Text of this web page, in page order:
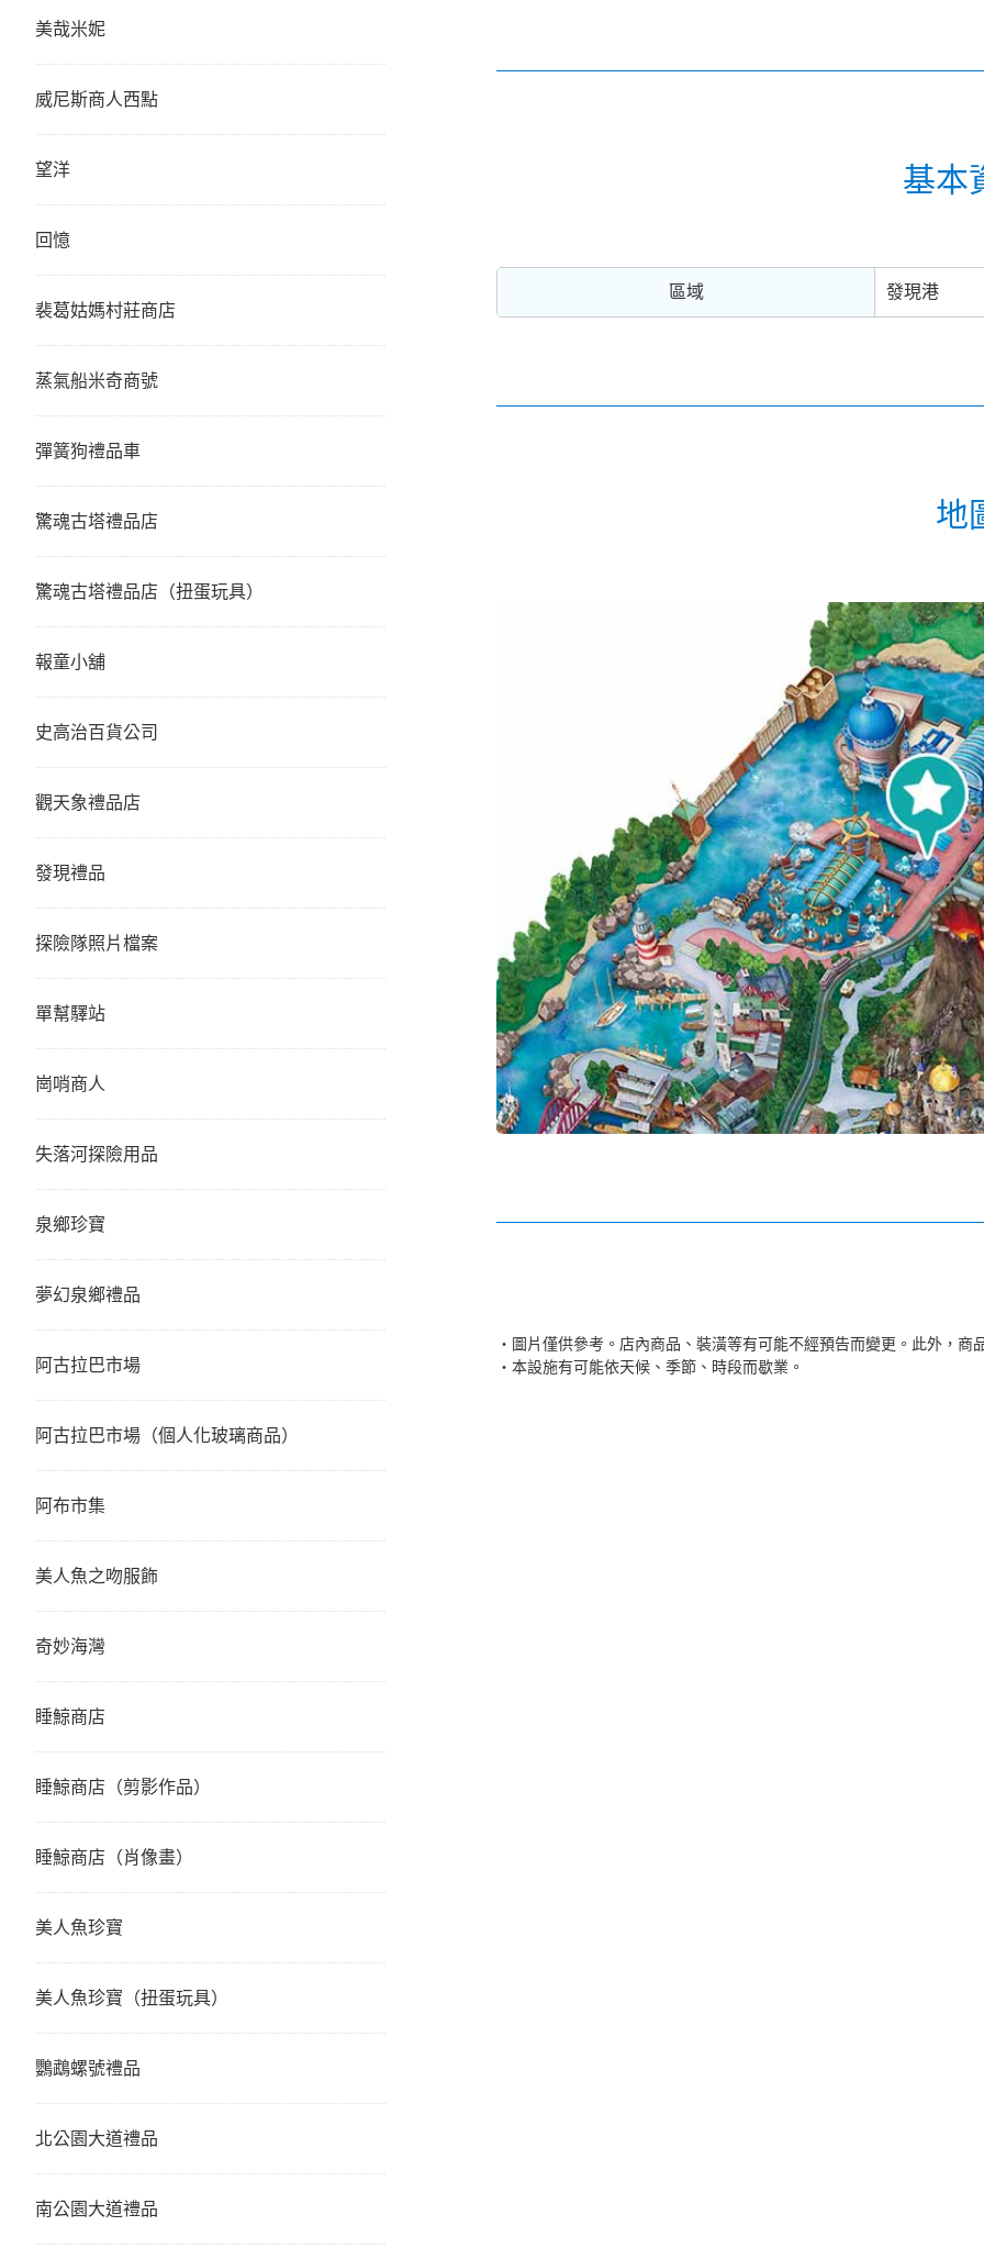
基本
區域 發現港
地
圖片僅供參考。店內商品、裝潢等有可能不經預告而變更。此外，商
本設施有可能依天候、季節、時段而歇業。
美哉米妮
威尼斯商人西點
望洋
回憶
裴葛姑媽村莊商店
蒸氣船米奇商號
彈簧狗禮品車
驚魂古塔禮品店
驚魂古塔禮品店（扭蛋玩具）
報童小舖
史高治百貨公司
觀天象禮品店
發現禮品
探險隊照片檔案
單幫驛站
崗哨商人
失落河探險用品
泉鄉珍寶
夢幻泉鄉禮品
阿古拉巴市場
阿古拉巴市場（個人化玻璃商品）
阿布市集
美人魚之吻服飾
奇妙海灣
睡鯨商店
睡鯨商店（剪影作品）
睡鯨商店（肖像畫）
美人魚珍寶
美人魚珍寶（扭蛋玩具）
鸚鵡螺號禮品
北公園大道禮品
南公園大道禮品